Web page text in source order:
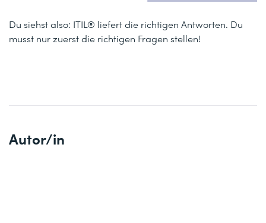
Du siehst also: ITIL® liefert die richtigen Antworten. Du
musst nur zuerst die richtigen Fragen stellen!
Autor/in